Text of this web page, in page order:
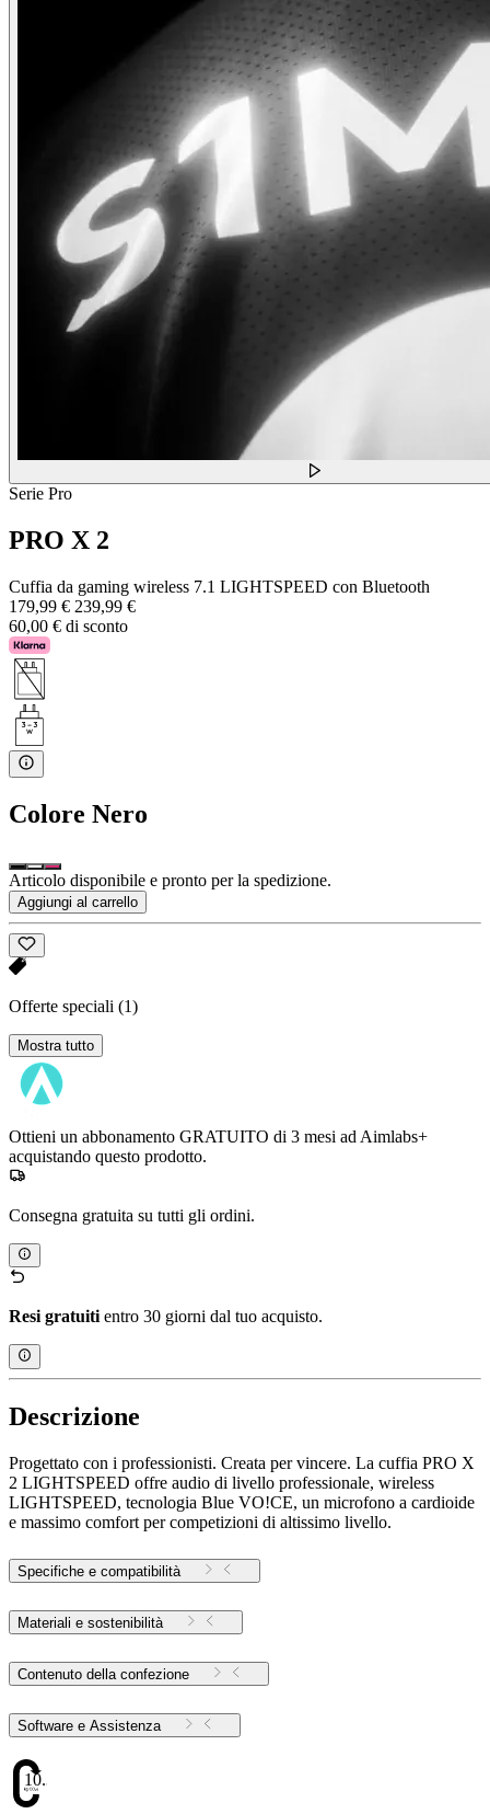
Serie Pro
PRO X 2
Cuffia da gaming wireless 7.1 LIGHTSPEED con Bluetooth
179,99 € 239,99 €
60,00 € di sconto
Colore Nero
Articolo disponibile e pronto per la spedizione.
Aggiungi al carrello
Offerte speciali (1)
Mostra tutto
Ottieni un abbonamento GRATUITO di 3 mesi ad Aimlabs+
acquistando questo prodotto.
Consegna gratuita su tutti gli ordini.
Resi gratuitientro 30 giorni dal tuo acquisto.
Descrizione
Progettato con i professionisti. Creata per vincere. La cuffia PRO X
2 LIGHTSPEED offre audio di livello professionale, wireless
LIGHTSPEED, tecnologia Blue VO!CE, un microfono a cardioide
e massimo comfort per competizioni di altissimo livello.
Specifiche e compatibilità
Materiali e sostenibilità
Contenuto della confezione
Software e Assistenza
10.34